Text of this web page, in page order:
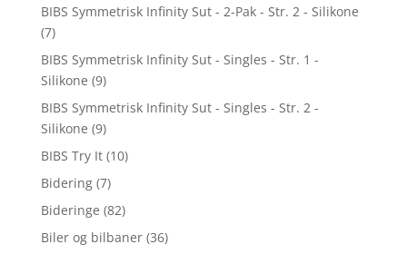
BIBS Symmetrisk Infinity Sut - 2-Pak - Str. 2 - Silikone
(7)
BIBS Symmetrisk Infinity Sut - Singles - Str. 1 -
Silikone (9)
BIBS Symmetrisk Infinity Sut - Singles - Str. 2 -
Silikone (9)
BIBS Try It (10)
Bidering (7)
Bideringe (82)
Biler og bilbaner (36)